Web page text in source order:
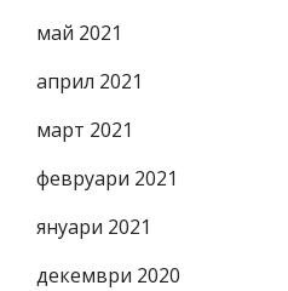
май 2021
април 2021
март 2021
февруари 2021
януари 2021
декември 2020